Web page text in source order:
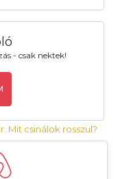
- csak nektek!
Mit csinálok rosszul?